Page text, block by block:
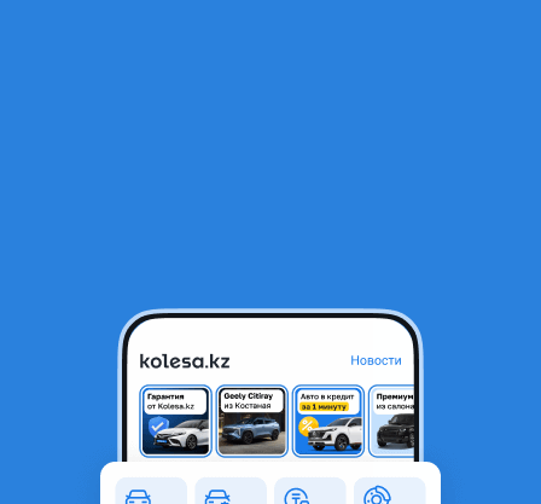
Toyota Camry 2014 года